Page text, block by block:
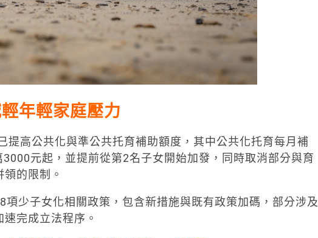
年輕家庭壓力
提高公共化與準公共托育補助額度，其中公共化托育每月補
元起，並提前從第2名子女開始加發，同時取消部分與育
的限制。
少子女化相關政策，包含新措施與既有政策加碼，部分涉及
完成立法程序。